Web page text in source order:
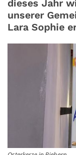
dieses Jahr
unserer
Lara Sophie